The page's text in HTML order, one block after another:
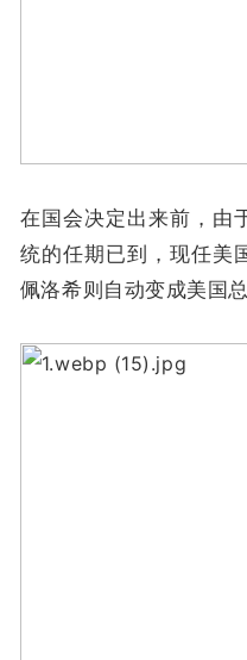
在国会决定出来前，由
统的任期已到，现任美
佩洛希则自动变成美国总